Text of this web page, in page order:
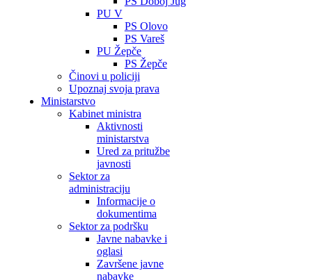
PU V
PS Olovo
PS Vareš
PU Žepče
PS Žepče
Činovi u policiji
Upoznaj svoja prava
Ministarstvo
Kabinet ministra
Aktivnosti
ministarstva
Ured za pritužbe
javnosti
Sektor za
administraciju
Informacije o
dokumentima
Sektor za podršku
Javne nabavke i
oglasi
Završene javne
nabavke